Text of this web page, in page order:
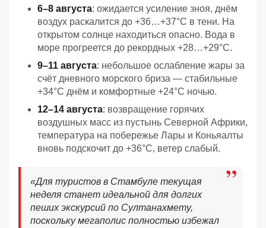
6–8 августа: ожидается усиление зноя, днём
воздух раскалится до +36…+37°C в тени. На
открытом солнце находиться опасно. Вода в
море прогреется до рекордных +28…+29°C.
9–11 августа: небольшое ослабление жары за
счёт дневного морского бриза — стабильные
+34°C днём и комфортные +24°C ночью.
12–14 августа: возвращение горячих
воздушных масс из пустынь Северной Африки,
температура на побережье Лары и Коньяалты
вновь подскочит до +36°C, ветер слабый.
«Для туристов в Стамбуле текущая
неделя станет идеальной для долгих
пеших экскурсий по Султанахмету,
поскольку мегаполис полностью избежал